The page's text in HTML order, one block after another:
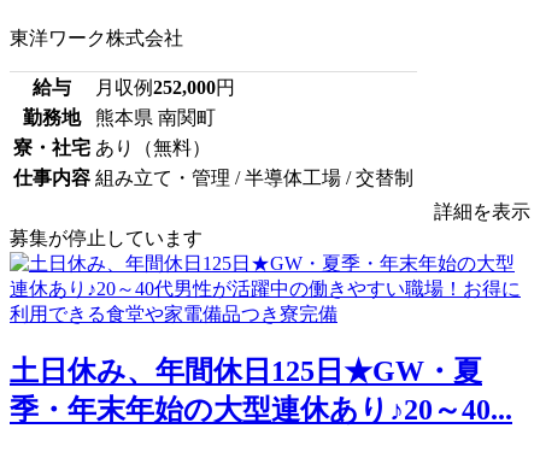
東洋ワーク株式会社
給与 月収例252,000円
勤務地
熊本県 南関町
寮・社宅 あり（無料）
仕事内容 組み立て・管理 / 半導体工場 / 交替制
詳細を表示
募集が停止しています
土日休み、年間休日125日★GW・夏
季・年末年始の大型連休あり♪20～40...